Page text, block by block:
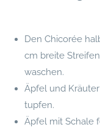
Den Chicorée
cm breite
waschen.
Äpfel und
tupfen.
Äpfel mit Schale